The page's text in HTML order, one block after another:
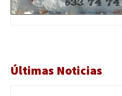
Últimas Noticias